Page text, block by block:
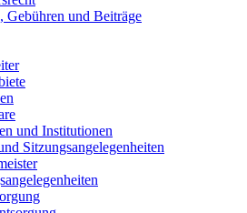
Gebühren und Beiträge
und Institutionen
Sitzungsangelegenheiten